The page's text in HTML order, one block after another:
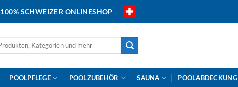
100% SCHWEIZER ONLINESHOP
POOLPFLEGE POOLZUBEHÖR SAUNA POOLABDECKUNG